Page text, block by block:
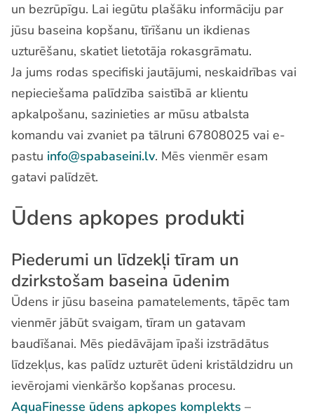
un bezrūpīgu. Lai iegūtu plašāku informāciju par
jūsu baseina kopšanu, tīrīšanu un ikdienas
uzturēšanu, skatiet lietotāja rokasgrāmatu.
Ja jums rodas specifiski jautājumi, neskaidrības vai
nepieciešama palīdzība saistībā ar klientu
apkalpošanu, sazinieties ar mūsu atbalsta
komandu vai zvaniet pa tālruni 67808025 vai e-
pastu info@spabaseini.lv. Mēs vienmēr esam
gatavi palīdzēt.
Ūdens apkopes produkti
Piederumi un līdzekļi tīram un
dzirkstošam baseina ūdenim
Ūdens ir jūsu baseina pamatelements, tāpēc tam
vienmēr jābūt svaigam, tīram un gatavam
baudīšanai. Mēs piedāvājam īpaši izstrādātus
līdzekļus, kas palīdz uzturēt ūdeni kristāldzidru un
ievērojami vienkāršo kopšanas procesu.
AquaFinesse ūdens apkopes komplekts –